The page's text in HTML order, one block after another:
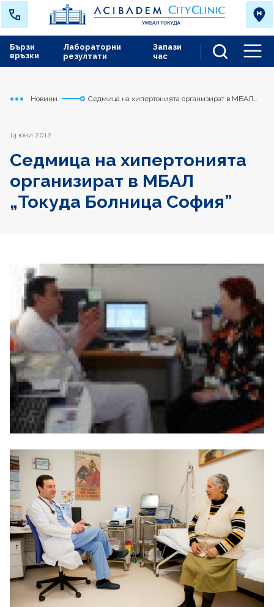
Лабораторни
резултати
Запази
час
Бързи
връзки
Начало
Токуда
Новини
Седмица на хипертонията организират в МБАЛ
14 юни 2012
Седмица на хипертонията
организират в МБАЛ
„Токуда Болница София”